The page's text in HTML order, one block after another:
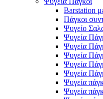
Barstation
Πάγκοι
Ψυγείο
Ψυγεία
Ψυγεία
Ψυγεία
Ψυγεία
Ψυγεία
Ψυγεία
Ψυγεία